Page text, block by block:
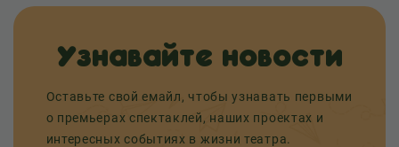
Узнавайте новости
Оставьте свой емайл, чтобы узнавать первыми
о премьерах спектаклей, наших проектах и
интересных событиях в жизни театра.